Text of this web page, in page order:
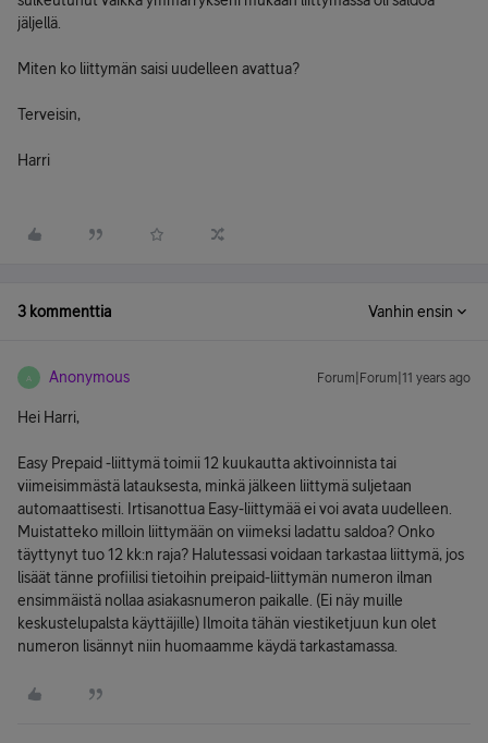
jäljellä.
Miten ko liittymän saisi uudelleen avattua?
Terveisin,
Harri
3 kommenttia Vanhin ensin
A Anonymous Forum|Forum|11 years ago
Hei Harri,
Easy Prepaid -liittymä toimii 12 kuukautta aktivoinnista tai
viimeisimmästä latauksesta, minkä jälkeen liittymä suljetaan
automaattisesti. Irtisanottua Easy-liittymää ei voi avata uudelleen.
Muistatteko milloin liittymään on viimeksi ladattu saldoa? Onko
täyttynyt tuo 12 kk:n raja? Halutessasi voidaan tarkastaa liittymä, jos
lisäät tänne profiilisi tietoihin preipaid-liittymän numeron ilman
ensimmäistä nollaa asiakasnumeron paikalle. (Ei näy muille
keskustelupalsta käyttäjille) Ilmoita tähän viestiketjuun kun olet
numeron lisännyt niin huomaamme käydä tarkastamassa.